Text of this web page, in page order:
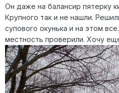
Он даже на балансир пятерку
Крупного так и не нашли.
супового окунька и на этом
местность проверили. Хочу